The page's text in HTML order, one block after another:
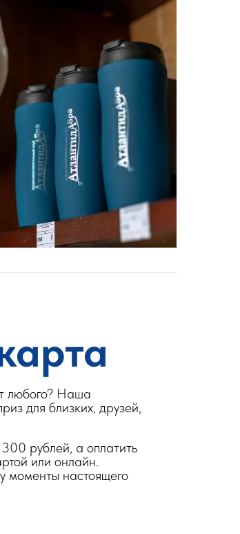
любого? Наша
для близких, друзей,
рублей, а оплатить
или онлайн.
моменты настоящего